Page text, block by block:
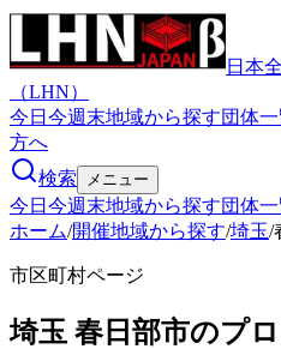
日本
（LHN）
今日 今週末地域から探す団体
方へ
検索
メニュー
今日 今週末地域から探す団体
ホーム/開催地域から探す/埼玉/
市区町村ページ
埼玉 春日部市のプ